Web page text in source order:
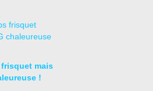
frisquet mais
!